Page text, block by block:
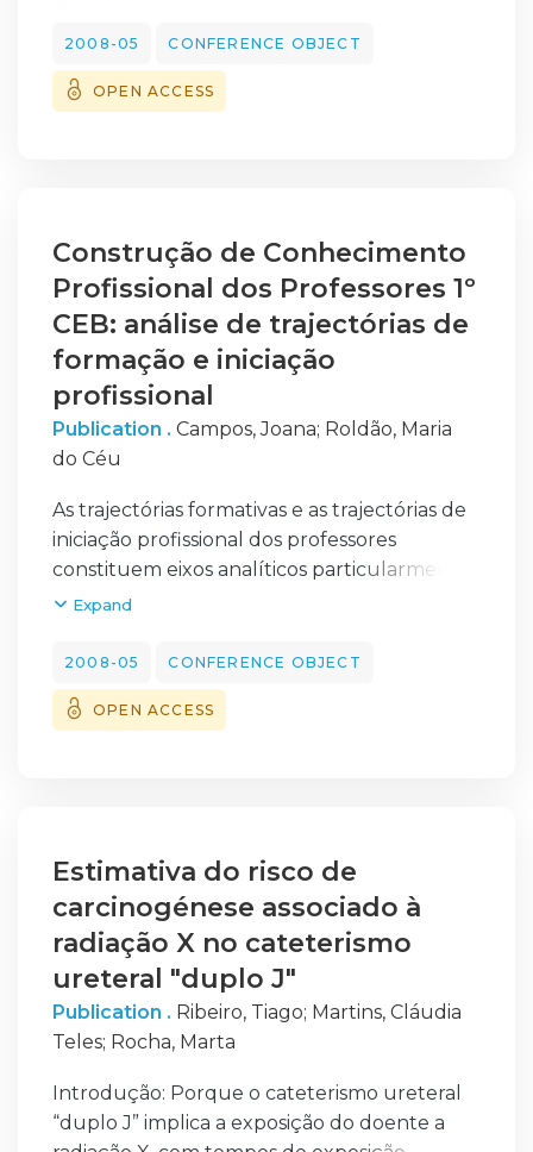
impedindo o correcto e actualizado
conhecimento da classe profissional, das suas
características e da identificação das suas
Farmácia pela Escola Superior de Tecnologia
da Saúde de Lisboa (ESTeSL), descrevendo
algumas das características demográficas da
população, o seu percurso profissional, bem
como as suas perspectivas futuras.
2008-05 CONFERENCE OBJECT
OPEN ACCESS
Construção de Conhecimento
Profissional dos Professores 1º
CEB: análise de trajectórias de
formação e iniciação
profissional
Publication . Campos, Joana; Roldão, Maria
do Céu
As trajectórias formativas e as trajectórias de
iniciação profissional dos professores
constituem eixos analíticos particularmente
ricos para a compreensão do processo de
Expand
2008-05 CONFERENCE OBJECT
OPEN ACCESS
Estimativa do risco de
carcinogénese associado à
radiação X no cateterismo
ureteral "duplo J"
Publication . Ribeiro, Tiago; Martins, Cláudia
Teles; Rocha, Marta
Introdução: Porque o cateterismo ureteral
“duplo J” implica a exposição do doente a